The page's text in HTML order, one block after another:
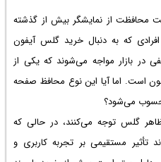
محافظت از نمایشگر بیش از گذشته
که به دنبال خرید گلس آیفون
در بازار مواجه می‌شوند که یکی از
است. اما آیا این نوع محافظ صفحه
ظاهر گلس توجه می‌کنند، در حالی که
مستقیمی بر تجربه کاربری و